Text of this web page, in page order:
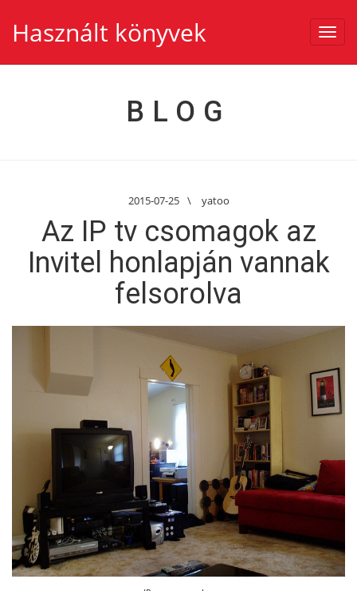
Használt könyvek
BLOG
2015-07-25 \ yatoo
Az IP tv csomagok az
Invitel honlapján vannak
felsorolva